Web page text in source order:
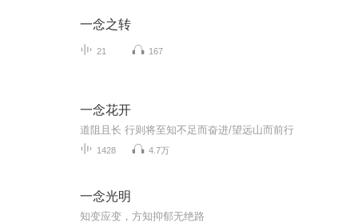
一念之转
21 167
一念花开
道阻且长 行则将至知不足而奋进/望远山而前行
1428 4.7万
一念光明
知变应变，方知抑郁无绝路